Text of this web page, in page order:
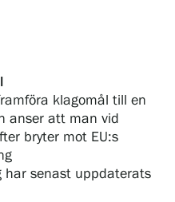
klagomål till en
anser att man vid
bryter mot EU:s
har senast uppdaterats